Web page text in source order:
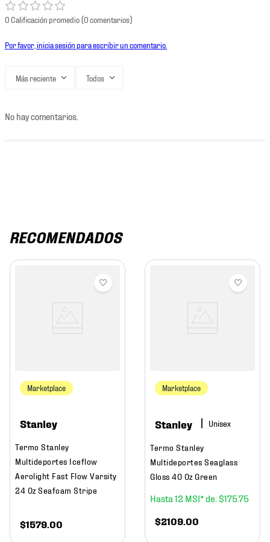
0 Calificación promedio(0 comentarios)
Por favor, inicia sesión para escribir un comentario.
Más reciente Todos
No hay comentarios.
RECOMENDADOS
Marketplace
Stanley
Termo Stanley
Multideportes Iceflow
Aerolight Fast Flow Varsity
24 Oz Seafoam Stripe
$1579.00
Marketplace
Stanley
Termo Stanley
Multideportes Seaglass
Gloss 40 Oz Green
12 $17575
$2109.00